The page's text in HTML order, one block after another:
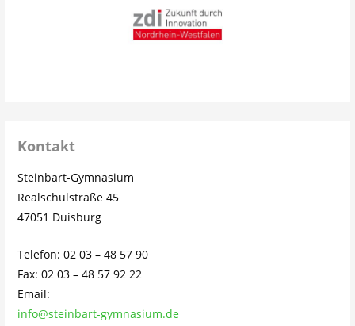
Kontakt
Steinbart-Gymnasium
Realschulstraße 45
47051 Duisburg
Telefon: 02 03 – 48 57 90
Fax: 02 03 – 48 57 92 22
Email:
info@steinbart-gymnasium.de